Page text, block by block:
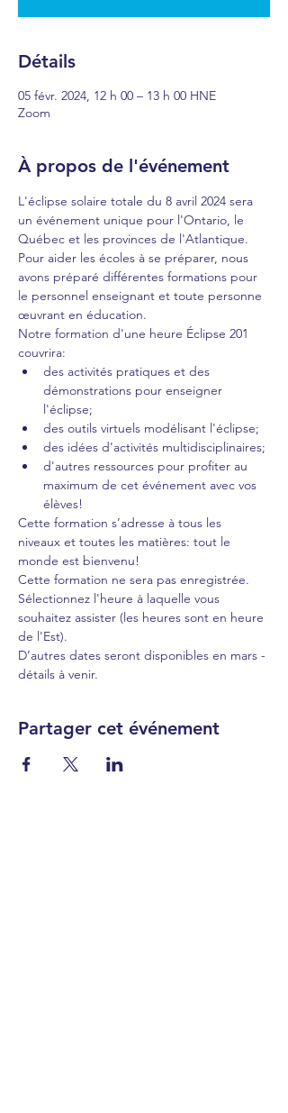
Détails
05 févr. 2024, 12 h 00 – 13 h 00 HNE
Zoom
À propos de l'événement
L'éclipse solaire totale du 8 avril 2024 sera
un événement unique pour l'Ontario, le
Québec et les provinces de l'Atlantique.
Pour aider les écoles à se préparer, nous
avons préparé différentes formations pour
le personnel enseignant et toute personne
œuvrant en éducation.
Notre formation d'une heure Éclipse 201
couvrira:
des activités pratiques et des
démonstrations pour enseigner
l'éclipse;
des outils virtuels modélisant l'éclipse;
des idées d'activités multidisciplinaires;
d'autres ressources pour profiter au
maximum de cet événement avec vos
élèves!
Cette formation s’adresse à tous les
niveaux et toutes les matières: tout le
monde est bienvenu!
Cette formation ne sera pas enregistrée.
Sélectionnez l'heure à laquelle vous
souhaitez assister (les heures sont en heure
de l'Est).
D’autres dates seront disponibles en mars -
détails à venir.
Partager cet événement